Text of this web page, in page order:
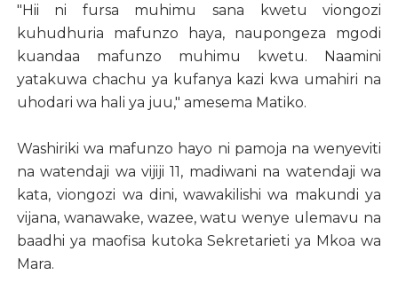
"Hii ni fursa muhimu sana kwetu viongozi
kuhudhuria mafunzo haya, naupongeza mgodi
kuandaa mafunzo muhimu kwetu. Naamini
yatakuwa chachu ya kufanya kazi kwa umahiri na
uhodari wa hali ya juu," amesema Matiko.
Washiriki wa mafunzo hayo ni pamoja na wenyeviti
na watendaji wa vijiji 11, madiwani na watendaji wa
kata, viongozi wa dini, wawakilishi wa makundi ya
vijana, wanawake, wazee, watu wenye ulemavu na
baadhi ya maofisa kutoka Sekretarieti ya Mkoa wa
Mara.